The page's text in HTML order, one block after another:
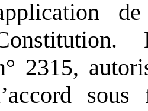
2315,
sous